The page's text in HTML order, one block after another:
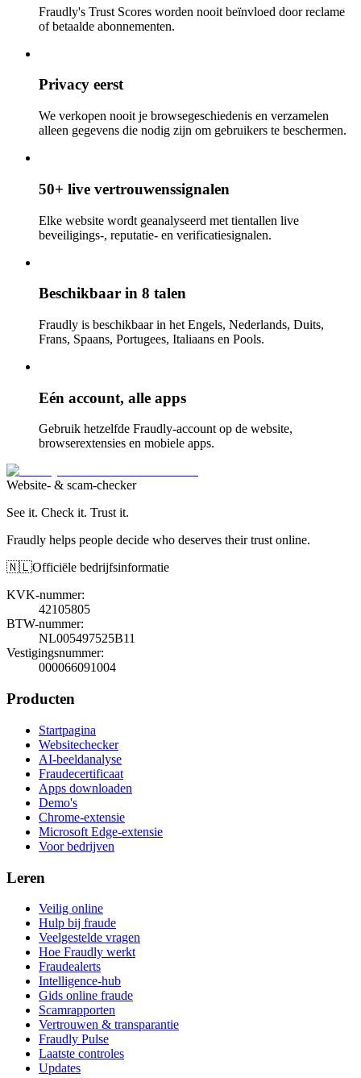
Fraudly's Trust Scores worden nooit beïnvloed door reclame
of betaalde abonnementen.
Privacy eerst
We verkopen nooit je browsegeschiedenis en verzamelen
alleen gegevens die nodig zijn om gebruikers te beschermen.
50+ live vertrouwenssignalen
Elke website wordt geanalyseerd met tientallen live
beveiligings-, reputatie- en verificatiesignalen.
Beschikbaar in 8 talen
Fraudly is beschikbaar in het Engels, Nederlands, Duits,
Frans, Spaans, Portugees, Italiaans en Pools.
Eén account, alle apps
Gebruik hetzelfde Fraudly-account op de website,
browserextensies en mobiele apps.
Website- & scam-checker
See it. Check it. Trust it.
Fraudly helps people decide who deserves their trust online.
🇳🇱Officiële bedrijfsinformatie
KVK-nummer:
42105805
BTW-nummer:
NL005497525B11
Vestigingsnummer:
000066091004
Producten
Startpagina
Websitechecker
AI-beeldanalyse
Fraudecertificaat
Apps downloaden
Demo's
Chrome-extensie
Microsoft Edge-extensie
Voor bedrijven
Leren
Veilig online
Hulp bij fraude
Veelgestelde vragen
Hoe Fraudly werkt
Fraudealerts
Intelligence-hub
Gids online fraude
Scamrapporten
Vertrouwen & transparantie
Fraudly Pulse
Laatste controles
Updates